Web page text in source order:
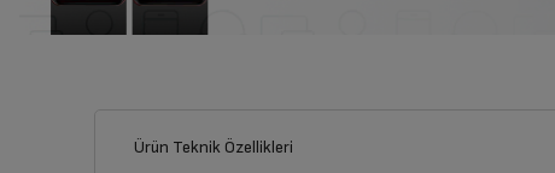
Ürün Teknik Özellikleri